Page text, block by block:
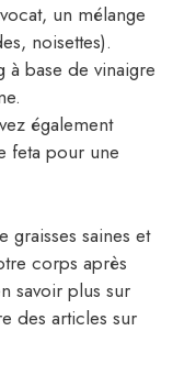
un mélange
noisettes).
à base de vinaigre
également
feta pour une
graisses saines et
corps après
savoir plus sur
des articles sur